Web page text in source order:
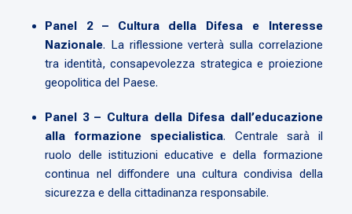
Panel 2 – Cultura della Difesa e Interesse
Nazionale. La riflessione verterà sulla correlazione
tra identità, consapevolezza strategica e proiezione
geopolitica del Paese.
Panel 3 – Cultura della Difesa dall’educazione
alla formazione specialistica. Centrale sarà il
ruolo delle istituzioni educative e della formazione
continua nel diffondere una cultura condivisa della
sicurezza e della cittadinanza responsabile.